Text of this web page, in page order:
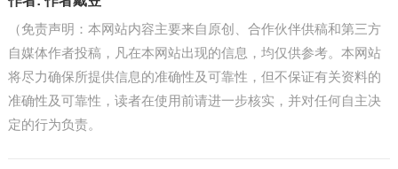
（免责声明：本网站内容主要来自原创、合作伙伴供稿和第三方
自媒体作者投稿，凡在本网站出现的信息，均仅供参考。本网站
将尽力确保所提供信息的准确性及可靠性，但不保证有关资料的
准确性及可靠性，读者在使用前请进一步核实，并对任何自主决
定的行为负责。